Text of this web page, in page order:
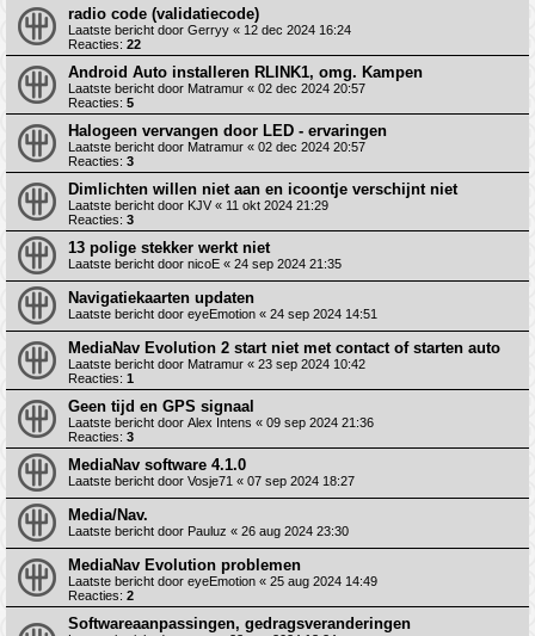
radio code (validatiecode)
Laatste bericht door Gerryy « 12 dec 2024 16:24
Reacties: 22
Android Auto installeren RLINK1, omg. Kampen
Laatste bericht door Matramur « 02 dec 2024 20:57
Reacties: 5
Halogeen vervangen door LED - ervaringen
Laatste bericht door Matramur « 02 dec 2024 20:57
Reacties: 3
Dimlichten willen niet aan en icoontje verschijnt niet
Laatste bericht door KJV « 11 okt 2024 21:29
Reacties: 3
13 polige stekker werkt niet
Laatste bericht door nicoE « 24 sep 2024 21:35
Navigatiekaarten updaten
Laatste bericht door eyeEmotion « 24 sep 2024 14:51
MediaNav Evolution 2 start niet met contact of starten auto
Laatste bericht door Matramur « 23 sep 2024 10:42
Reacties: 1
Geen tijd en GPS signaal
Laatste bericht door Alex Intens « 09 sep 2024 21:36
Reacties: 3
MediaNav software 4.1.0
Laatste bericht door Vosje71 « 07 sep 2024 18:27
Media/Nav.
Laatste bericht door Pauluz « 26 aug 2024 23:30
MediaNav Evolution problemen
Laatste bericht door eyeEmotion « 25 aug 2024 14:49
Reacties: 2
Softwareaanpassingen, gedragsveranderingen